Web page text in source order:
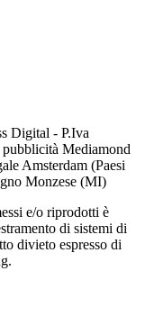
Digital - P.Iva
Mediamond
Amsterdam (Paesi
Monzese (MI)
e/o riprodotti è
di sistemi di
divieto espresso di